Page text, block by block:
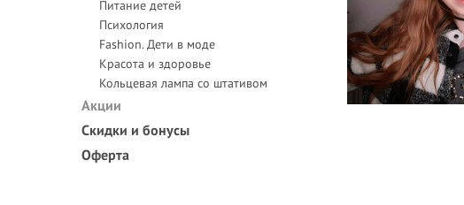
Питание детей
Психология
Fashion. Дети в моде
Красота и здоровье
Кольцевая лампа со штативом
Акции
Скидки и бонусы
Оферта